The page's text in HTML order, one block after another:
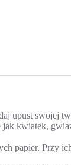
upust swojej
kwiatek,
papier. Przy